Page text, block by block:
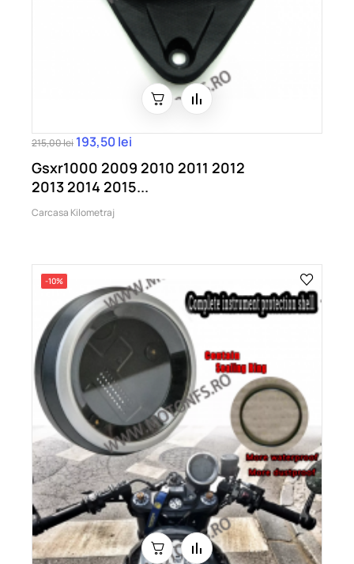
215,00 lei 193,50 lei
Gsxr1000 2009 2010 2011 2012
2013 2014 2015...
Carcasa Kilometraj
-10%